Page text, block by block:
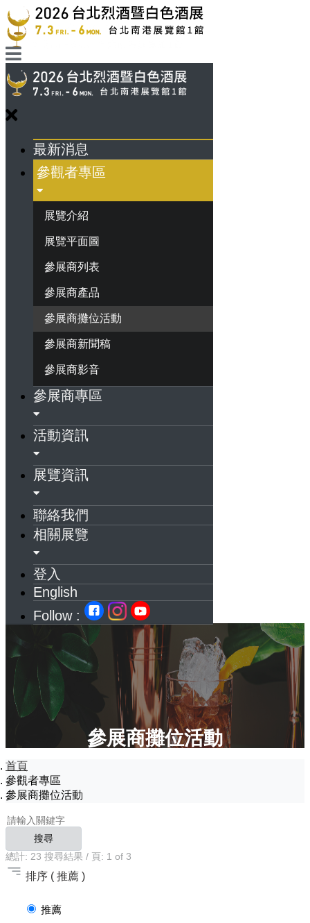
最新消息
參觀者專區
展覽介紹
展覽平面圖
參展商列表
參展商產品
參展商攤位活動
參展商新聞稿
參展商影音
參展商專區
活動資訊
展覽資訊
聯絡我們
相關展覽
登入
English
Follow :
參展商攤位活動
首頁
參觀者專區
參展商攤位活動
搜尋
總計: 23 搜尋結果 / 頁: 1 of 3
排序 ( 推薦 )
推薦